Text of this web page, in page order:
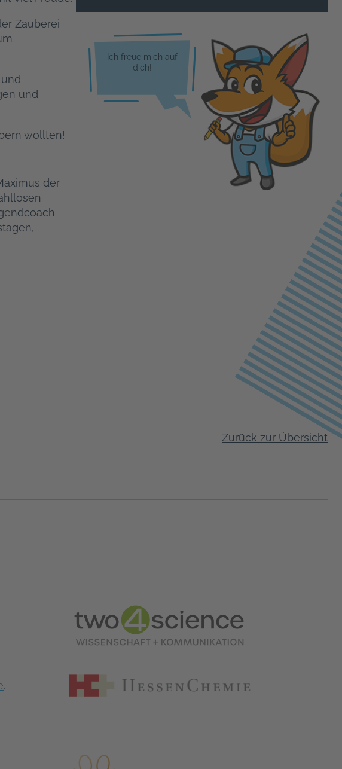
Zauberei
und
wollten!
der
Ich freue mich auf
dich!
Zurück zur Übersicht
.